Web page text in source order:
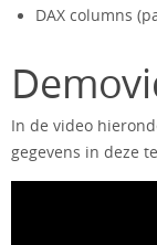
DAX columns
In de video
gegevens in deze